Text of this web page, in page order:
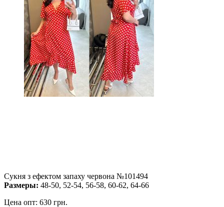
Сукня з ефектом запаху червона №101494
Размеры: 48-50, 52-54, 56-58, 60-62, 64-66
Цена опт: 630 грн.